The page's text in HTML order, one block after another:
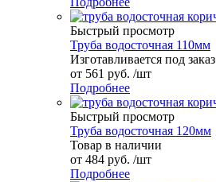
Быстрый просмотр
Труба водосточная 110мм
Изготавливается под заказ
от 561 руб. /шт
Подробнее
Быстрый просмотр
Труба водосточная 120мм
Товар в наличии
от 484 руб. /шт
Подробнее